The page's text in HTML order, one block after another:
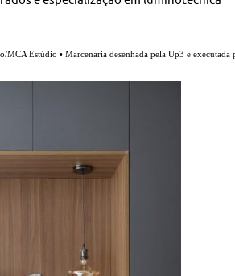
MCA Estúdio • Marcenaria desenhada pela Up3 e